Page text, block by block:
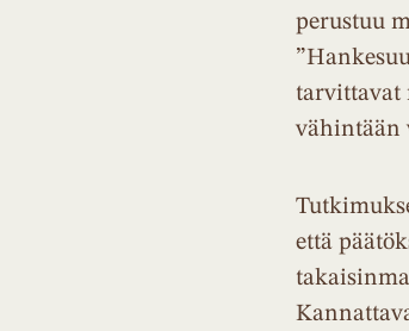
perustuu
tarvittavat
vähintään
että